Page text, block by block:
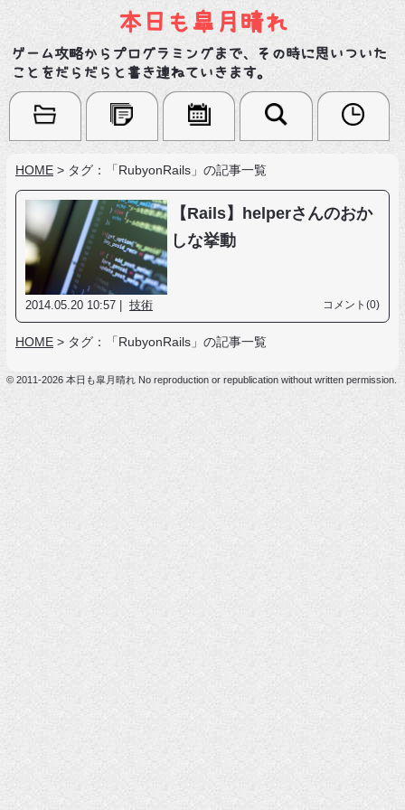
本日も皐月晴れ
ゲーム攻略からプログラミングまで、その時に思いついた
ことをだらだらと書き連ねていきます。
HOME > タグ：「RubyonRails」の記事一覧
【Rails】helperさんのおか
しな挙動
2014.05.20 10:57 | 技術 コメント(0)
HOME > タグ：「RubyonRails」の記事一覧
© 2011-2026 本日も皐月晴れ No reproduction or republication without written permission.